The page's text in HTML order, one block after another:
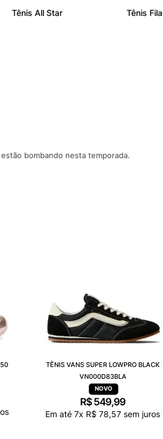
Tênis All Star Tênis Fila
bombando nesta temporada.
TÊNIS VANS SUPER LOWPRO BLACK
VN000D83BLA
R$549,99
Em até7x R$ 78,57 sem juros